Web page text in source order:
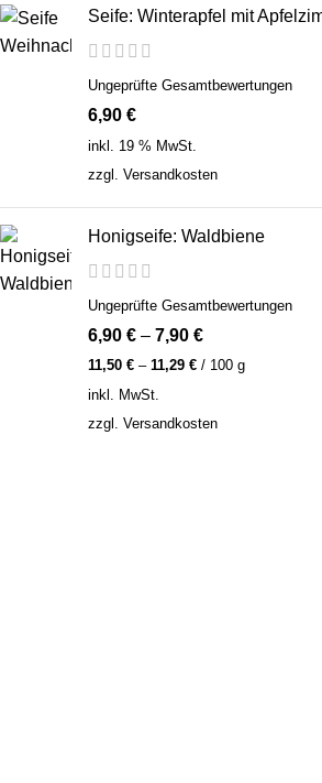
Seife: Winterapfel mit
Ungeprüfte Gesamtbewertungen
6,90 €
inkl. 19 % MwSt.
zzgl. Versandkosten
Honigseife: Waldbiene
Ungeprüfte Gesamtbewertungen
6,90 € – 7,90 €
11,50 € – 11,29 € / 100 g
inkl. MwSt.
zzgl. Versandkosten